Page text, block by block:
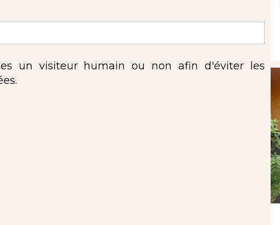
un visiteur humain ou non afin d'éviter les